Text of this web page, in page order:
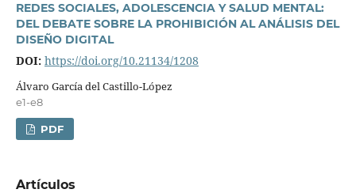
REDES SOCIALES, ADOLESCENCIA Y SALUD MENTAL:
DEL DEBATE SOBRE LA PROHIBICIÓN AL ANÁLISIS DEL
DISEÑO DIGITAL
DOI: https://doi.org/10.21134/1208
Álvaro Garcí­a del Castillo-López
e1-e8
PDF
Artí­culos